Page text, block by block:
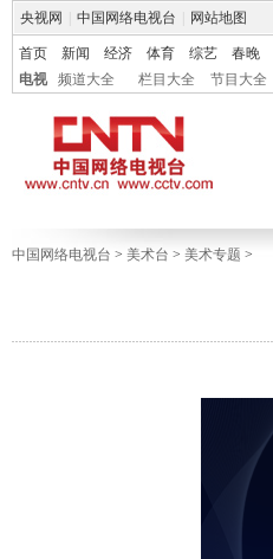
央视网 中国网络电视台 网站地图
首页 新闻 经济 体育 综艺 春晚
电视
频道大全 栏目大全 节目大全
中国网络电视台 > 美术台 > 美术专题 >